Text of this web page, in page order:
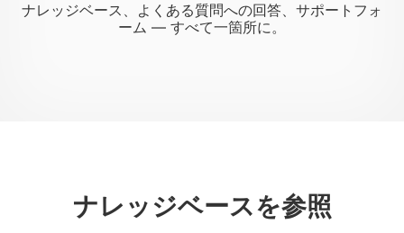
ナレッジベース、よくある質問への回答、サポートフォ
ーム — すべて一箇所に。
ナレッジベースを参照